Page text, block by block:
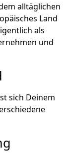
alltäglichen
Land
als
und
sich Deinem